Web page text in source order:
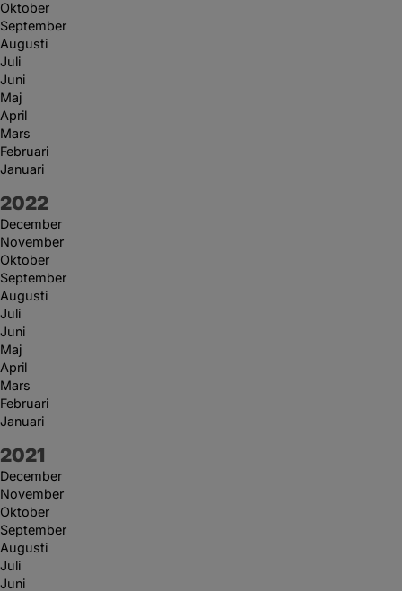
Oktober
September
Augusti
Juli
Juni
Maj
April
Mars
Februari
Januari
År:
2022
December
November
Oktober
September
Augusti
Juli
Juni
Maj
April
Mars
Februari
Januari
År:
2021
December
November
Oktober
September
Augusti
Juli
Juni